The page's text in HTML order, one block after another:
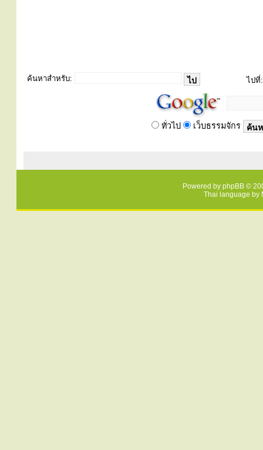
ค้นหาสำหรับ: ไปที่:
ทั่วไป เว็บธรรมจักร
Powered by phpBB ©
Thai language by